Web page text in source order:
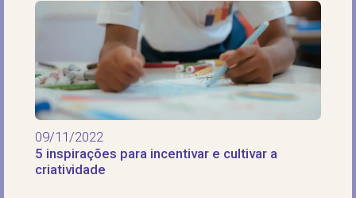
09/11/2022
5 inspirações para incentivar e cultivar a
criatividade